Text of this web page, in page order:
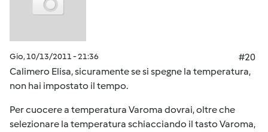
Gio, 10/13/2011 - 21:36
#20
Calimero Elisa, sicuramente se si spegne la temperatura,
non hai impostato il tempo.
Per cuocere a temperatura Varoma dovrai, oltre che
selezionare la temperatura schiacciando il tasto Varoma,